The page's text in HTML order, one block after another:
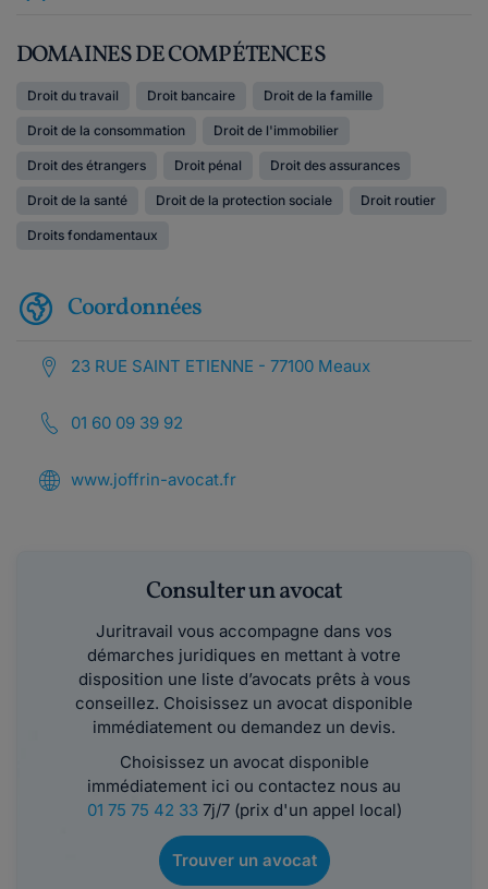
DOMAINES DE COMPÉTENCES
Droit du travail Droit bancaire Droit de la famille
Droit de la consommation Droit de l'immobilier
Droit des étrangers Droit pénal Droit des assurances
Droit de la santé Droit de la protection sociale Droit routier
Droits fondamentaux
Coordonnées
23 RUE SAINT ETIENNE - 77100 Meaux
01 60 09 39 92
www.joffrin-avocat.fr
Consulter un avocat
Juritravail vous accompagne dans vos
démarches juridiques en mettant à votre
disposition une liste d’avocats prêts à vous
conseillez. Choisissez un avocat disponible
immédiatement ou demandez un devis.
Choisissez un avocat disponible
immédiatement ici ou contactez nous au
01 75 75 42 337j/7 (prix d'un appel local)
Trouver un avocat